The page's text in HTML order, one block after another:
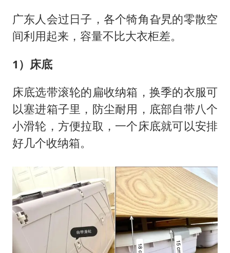
广东人会过日子，各个犄角旮旯的零散空
间利用起来，容量不比大衣柜差。
1）床底
床底选带滚轮的扁收纳箱，换季的衣服可
以塞进箱子里，防尘耐用，底部自带八个
小滑轮，方便拉取，一个床底就可以安排
好几个收纳箱。